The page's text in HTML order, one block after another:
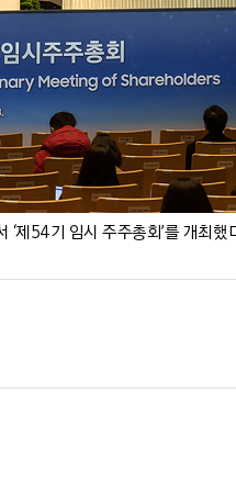
제54기 임시 주주총회’를 개최했